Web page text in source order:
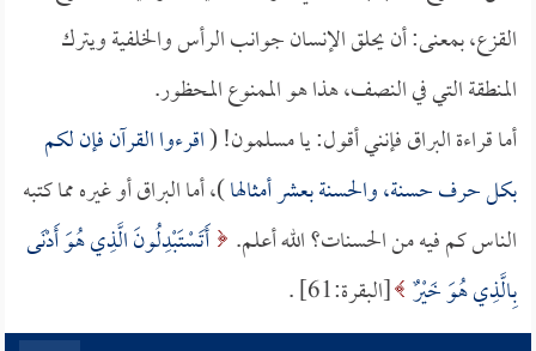
القزع، بمعنى: أن يحلق الإنسان جوانب الرأس والخلفية ويترك
المنطقة التي في النصف، هذا هو الممنوع المحظور.
أما قراءة البراق فإنني أقول: يا مسلمون! (اقرءوا القرآن فإن لكم
بكل حرف حسنة، والحسنة بعشر أمثالها)، أما البراق أو غيره مما كتبه
الناس كم فيه من الحسنات؟ الله أعلم. أَتَسْتَبْدِلُونَ الَّذِي هُوَ أَدْنَى
بِالَّذِي هُوَ خَيْرٌ [البقرة:61] .